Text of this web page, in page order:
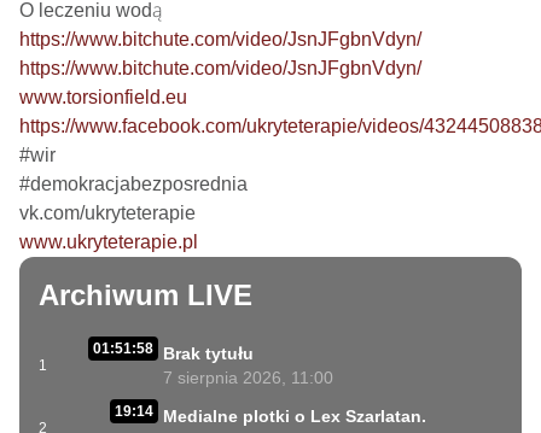
https://www.bitchute.com/video/JsnJFgbnVdyn/
https://www.bitchute.com/video/JsnJFgbnVdyn/
www.torsionfield.eu
https://www.facebook.com/ukryteterapie/videos/
#wir
#demokracjabezposrednia
www.ukryteterapie.pl
Archiwum LIVE
1
01:51:58
Brak tytułu
7 sierpnia 2026, 11:00
2
19:14
Medialne plotki o Lex Szarlatan.